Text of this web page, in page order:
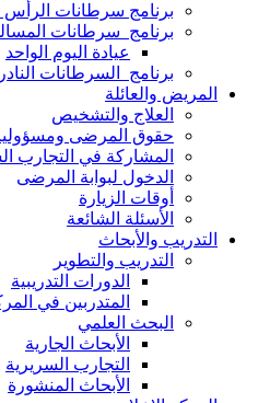
برنامج سرطانات الرأس
برنامج سرطانات
عيادة اليوم الواحد
برنامج السرطانات
المريض والعائلة
العلاج والتشخيص
حقوق المرضى
المشاركة في التجارب
الدخول لبوابة المرضى
أوقات الزيارة
الأسئلة الشائعة
التدريب والأبحاث
التدريب والتطوير
الدورات التدريبية
المتدربين في
البحث العلمي
الأبحاث الجارية
التجارب السريرية
الأبحاث المنشورة